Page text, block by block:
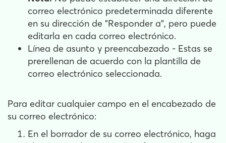
correo electrónico predeterminada diferente
en su dirección de "Responder a", pero puede
editarla en cada correo electrónico.
Línea de asunto y preencabezado - Estas se
prerellenan de acuerdo con la plantilla de
correo electrónico seleccionada.
Para editar cualquier campo en el encabezado de
su correo electrónico:
En el borrador de su correo electrónico, haga